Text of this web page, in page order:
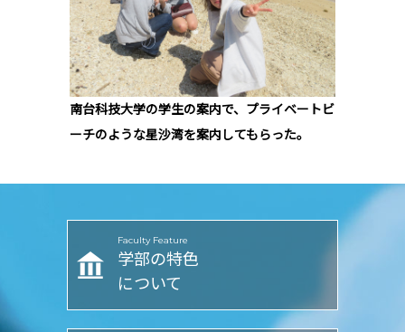
南台科技大学の学生の案内で、プライベートビ
ーチのような星沙湾を案内してもらった。
Faculty Feature
学部の特色
について